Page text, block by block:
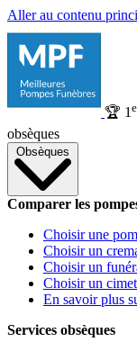
Aller au contenu
🏆 1
obsèques
Obsèques
Comparer les
Choisir une
Choisir un
Choisir un
Choisir un
En savoir plus
Services obsèques